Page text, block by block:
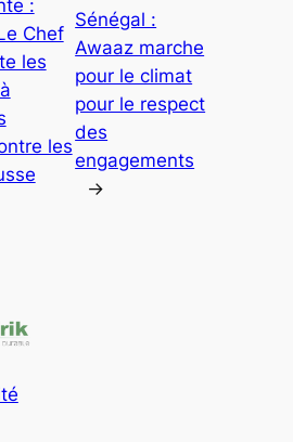
:
Chef
les
les
Sénégal :
Awaaz marche
pour le climat
pour le respect
des
engagements
→